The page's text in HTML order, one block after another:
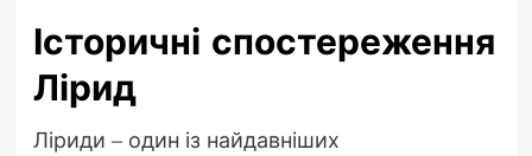
Історичні спостереження
Лірид
Ліриди – один із найдавніших